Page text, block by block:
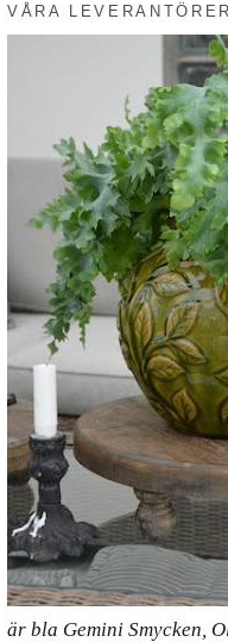
VÅRA
är bla Gemini Smycken,